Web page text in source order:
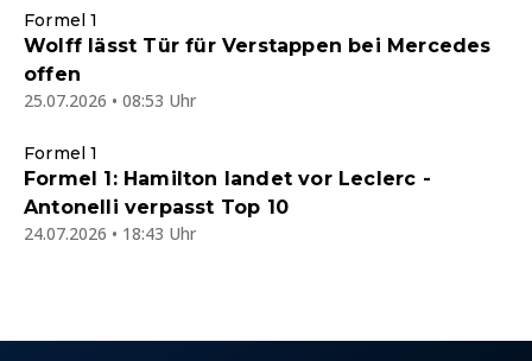
Formel 1
Wolff lässt Tür für Verstappen bei Mercedes
offen
25.07.2026 • 08:53 Uhr
Formel 1
Formel 1: Hamilton landet vor Leclerc -
Antonelli verpasst Top 10
24.07.2026 • 18:43 Uhr